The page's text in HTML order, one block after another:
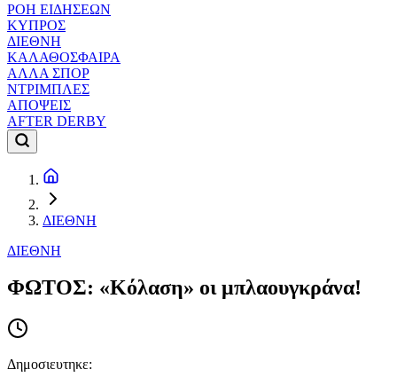
ΡΟΗ ΕΙΔΗΣΕΩΝ
ΚΥΠΡΟΣ
ΔΙΕΘΝΗ
ΚΑΛΑΘΟΣΦΑΙΡΑ
ΑΛΛΑ ΣΠΟΡ
ΝΤΡΙΜΠΛΕΣ
ΑΠΟΨΕΙΣ
AFTER DERBY
ΔΙΕΘΝΗ
ΔΙΕΘΝΗ
ΦΩΤΟΣ: «Κόλαση» οι μπλαουγκράνα!
Δημοσιευτηκε: